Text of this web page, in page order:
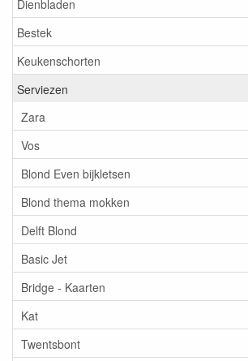
Dienbladen
Bestek
Keukenschorten
Serviezen
Zara
Vos
Blond Even bijkletsen
Blond thema mokken
Delft Blond
Basic Jet
Bridge - Kaarten
Kat
Twentsbont